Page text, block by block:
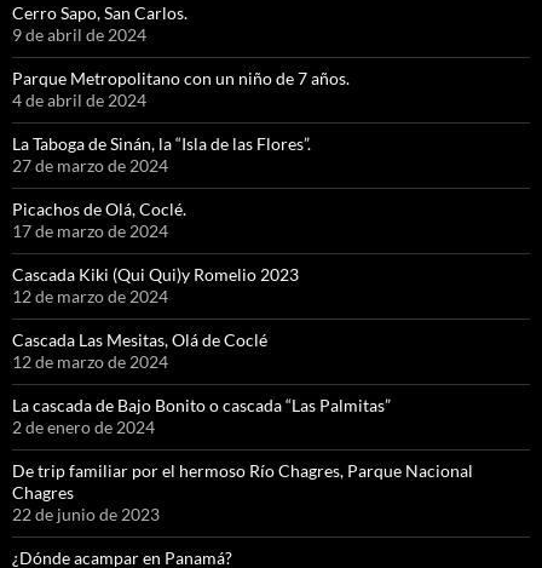
Cerro Sapo, San Carlos.
9 de abril de 2024
Parque Metropolitano con un niño de 7 años.
4 de abril de 2024
La Taboga de Sinán, la “Isla de las Flores”.
27 de marzo de 2024
Picachos de Olá, Coclé.
17 de marzo de 2024
Cascada Kiki (Qui Qui)y Romelio 2023
12 de marzo de 2024
Cascada Las Mesitas, Olá de Coclé
12 de marzo de 2024
La cascada de Bajo Bonito o cascada “Las Palmitas”
2 de enero de 2024
De trip familiar por el hermoso Río Chagres, Parque Nacional
Chagres
22 de junio de 2023
¿Dónde acampar en Panamá?